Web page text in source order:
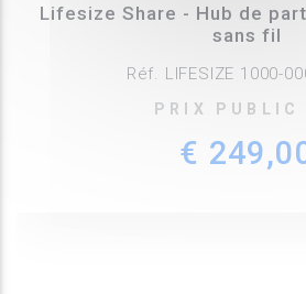
Lifesize Share - Hub de
sans fil
Réf. LIFESIZE 1000-
PRIX PUBLIC
€